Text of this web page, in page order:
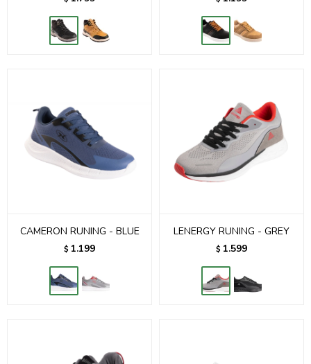
CAMERON RUNING - BLUE
$ 1.199
LENERGY RUNING - GREY
$ 1.599